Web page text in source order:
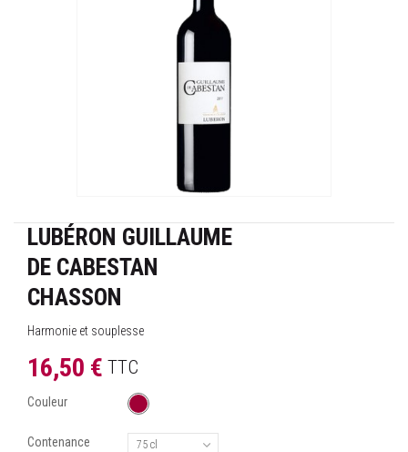
LUBÉRON GUILLAUME
DE CABESTAN
CHASSON
Harmonie et souplesse
16,50 € TTC
Couleur
Contenance 75 cl